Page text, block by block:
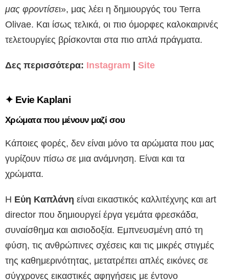
μας φροντίσει», μας λέει η δημιουργός του Terra
Olivae. Και ίσως τελικά, οι πιο όμορφες καλοκαιρινές
τελετουργίες βρίσκονται στα πιο απλά πράγματα.
Δες περισσότερα: Instagram Site
✦ Evie Kaplani
Χρώματα που μένουν μαζί σου
Κάποιες φορές, δεν είναι μόνο τα αρώματα που μας
γυρίζουν πίσω σε μια ανάμνηση. Είναι και τα
χρώματα.
Η Εύη Καπλάνη είναι εικαστικός καλλιτέχνης και art
director που δημιουργεί έργα γεμάτα φρεσκάδα,
συναίσθημα και αισιοδοξία. Εμπνευσμένη από τη
φύση, τις ανθρώπινες σχέσεις και τις μικρές στιγμές
της καθημερινότητας, μετατρέπει απλές εικόνες σε
σύγχρονες εικαστικές αφηγήσεις με έντονο